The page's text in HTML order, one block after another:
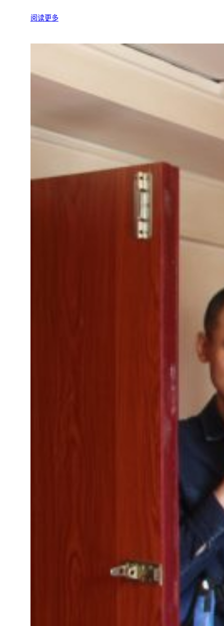
阅读更多